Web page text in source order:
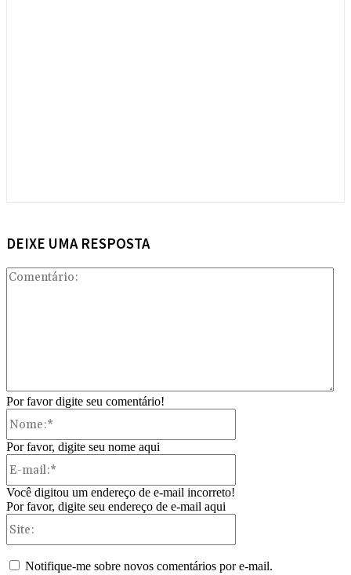
DEIXE UMA RESPOSTA
Por favor digite seu comentário!
Por favor, digite seu nome aqui
Você digitou um endereço de e-mail incorreto!
Por favor, digite seu endereço de e-mail aqui
Notifique-me sobre novos comentários por e-mail.